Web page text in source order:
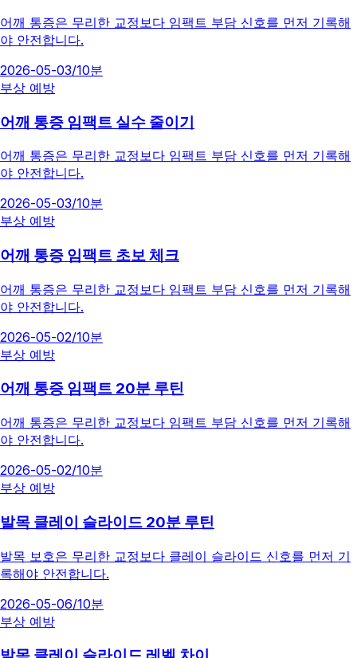
어깨 통증은 무리한 교정보다 임팩트 부담 신호를 먼저 기록해
야 안전합니다.
2026-05-03/10분
부상 예방
어깨 통증 임팩트 실수 줄이기
어깨 통증은 무리한 교정보다 임팩트 부담 신호를 먼저 기록해
야 안전합니다.
2026-05-03/10분
부상 예방
어깨 통증 임팩트 초보 체크
어깨 통증은 무리한 교정보다 임팩트 부담 신호를 먼저 기록해
야 안전합니다.
2026-05-02/10분
부상 예방
어깨 통증 임팩트 20분 루틴
어깨 통증은 무리한 교정보다 임팩트 부담 신호를 먼저 기록해
야 안전합니다.
2026-05-02/10분
부상 예방
발목 클레이 슬라이드 20분 루틴
발목 보호은 무리한 교정보다 클레이 슬라이드 신호를 먼저 기
록해야 안전합니다.
2026-05-06/10분
부상 예방